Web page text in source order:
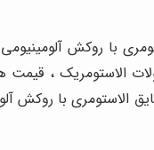
با روکش
الاستومریک ،
الاستومری با روکش